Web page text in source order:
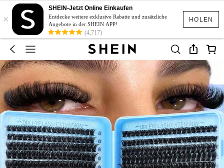
HOLEN
×
SHEIN-Jetzt Online Einkaufen
Entdecke weitere exklusive Rabatte und zusätzliche
Angebote in der SHEIN APP!
(4,717)